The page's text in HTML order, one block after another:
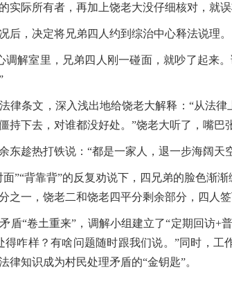
实际所有者，再加上饶老大没仔细核对，就
，决定将兄弟四人约到综治中心释法说理。
解室里，兄弟四人刚一碰面，就吵了起来。
条文，深入浅出地给饶老大解释：“从法律
持下去，对谁都没好处。”饶老大听了，嘴巴
趁热打铁说：“都是一家人，退一步海阔天
背靠背”的反复劝说下，四兄弟的脸色渐
之一，饶老二和饶老四平分剩余部分，四人签
“卷土重来”，调解小组建立了“定期回访+
得咋样？有啥问题随时跟我们说。”同时，
律知识成为村民处理矛盾的“金钥匙”。